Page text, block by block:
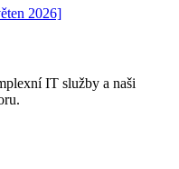
2026]
IT služby a naši